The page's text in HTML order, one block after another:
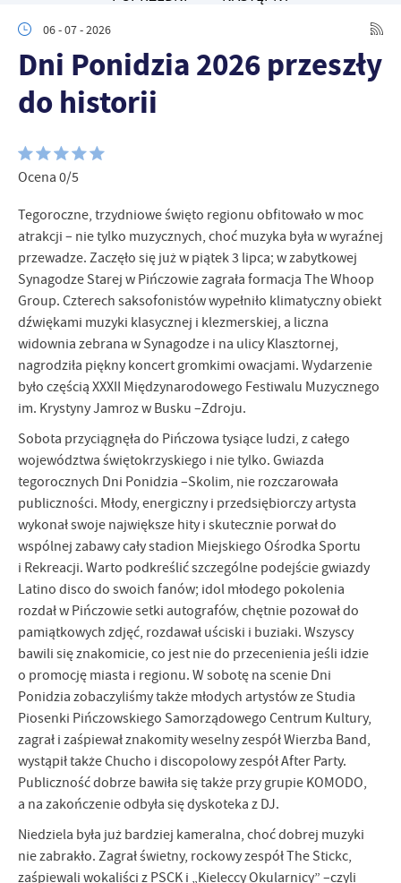
06 - 07 - 2026
Dni Ponidzia 2026 przeszły
do historii
Ocena 0/5
Tegoroczne, trzydniowe święto regionu obfitowało w moc
atrakcji – nie tylko muzycznych, choć muzyka była w wyraźnej
przewadze. Zaczęło się już w piątek 3 lipca; w zabytkowej
Synagodze Starej w Pińczowie zagrała formacja The Whoop
Group. Czterech saksofonistów wypełniło klimatyczny obiekt
dźwiękami muzyki klasycznej i klezmerskiej, a liczna
widownia zebrana w Synagodze i na ulicy Klasztornej,
nagrodziła piękny koncert gromkimi owacjami. Wydarzenie
było częścią XXXII Międzynarodowego Festiwalu Muzycznego
im. Krystyny Jamroz w Busku –Zdroju.
Sobota przyciągnęła do Pińczowa tysiące ludzi, z całego
województwa świętokrzyskiego i nie tylko. Gwiazda
tegorocznych Dni Ponidzia –Skolim, nie rozczarowała
publiczności. Młody, energiczny i przedsiębiorczy artysta
wykonał swoje największe hity i skutecznie porwał do
wspólnej zabawy cały stadion Miejskiego Ośrodka Sportu
i Rekreacji. Warto podkreślić szczególne podejście gwiazdy
Latino disco do swoich fanów; idol młodego pokolenia
rozdał w Pińczowie setki autografów, chętnie pozował do
pamiątkowych zdjęć, rozdawał uściski i buziaki. Wszyscy
bawili się znakomicie, co jest nie do przecenienia jeśli idzie
o promocję miasta i regionu. W sobotę na scenie Dni
Ponidzia zobaczyliśmy także młodych artystów ze Studia
Piosenki Pińczowskiego Samorządowego Centrum Kultury,
zagrał i zaśpiewał znakomity weselny zespół Wierzba Band,
wystąpił także Chucho i discopolowy zespół After Party.
Publiczność dobrze bawiła się także przy grupie KOMODO,
a na zakończenie odbyła się dyskoteka z DJ.
Niedziela była już bardziej kameralna, choć dobrej muzyki
nie zabrakło. Zagrał świetny, rockowy zespół The Stickc,
zaśpiewali wokaliści z PSCK i „Kieleccy Okularnicy” –czyli
Tego typu pliki cookies umożliwiają stronie internetowej
zapamiętanie wprowadzonych przez Ciebie ustawień oraz
treści.
Dzięki tym plikom cookies możemy zapewnić Ci większy komfort
korzystania z funkcjonalności naszej strony poprzez dopasowanie
dostępność większej ilości funkcji na stronie.
Więcej
Analityczne
Analityczne pliki cookies pomagają nam rozwijać się i
Cookies analityczne pozwalają na uzyskanie informacji w zakresie
wykorzystywania witryny internetowej, miejsca oraz częstotliwości,
z jaką odwiedzane są nasze serwisy www. Dane pozwalają nam na
ocenę naszych serwisów internetowych pod względem ich
popularności wśród użytkowników. Zgromadzone informacje są
przetwarzane w formie zanonimizowanej. Wyrażenie zgody na
analityczne pliki cookies gwarantuje dostępność wszystkich
funkcjonalności.
Więcej
Reklamowe
Dzięki reklamowym plikom cookies prezentujemy Ci najciekawsze
informacje i aktualności na stronach naszych partnerów.
Promocyjne pliki cookies służą do prezentowania Ci naszych
komunikatów na podstawie analizy Twoich upodobań oraz Twoich
zwyczajów dotyczących przeglądanej witryny internetowej. Treści
promocyjne mogą pojawić się na stronach podmiotów trzecich lub
Firmy te działają w charakterze pośredników prezentujących nasze
treści w postaci wiadomości, ofert, komunikatów mediów
społecznościowych.